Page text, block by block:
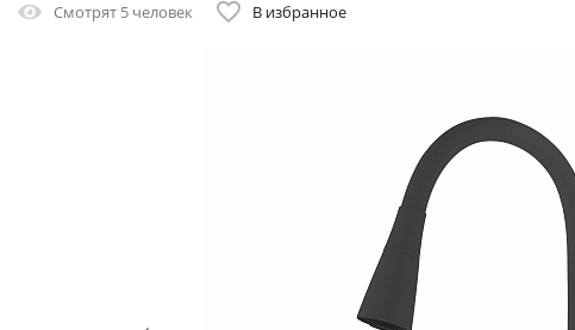
Смотрят 5 человек В избранное